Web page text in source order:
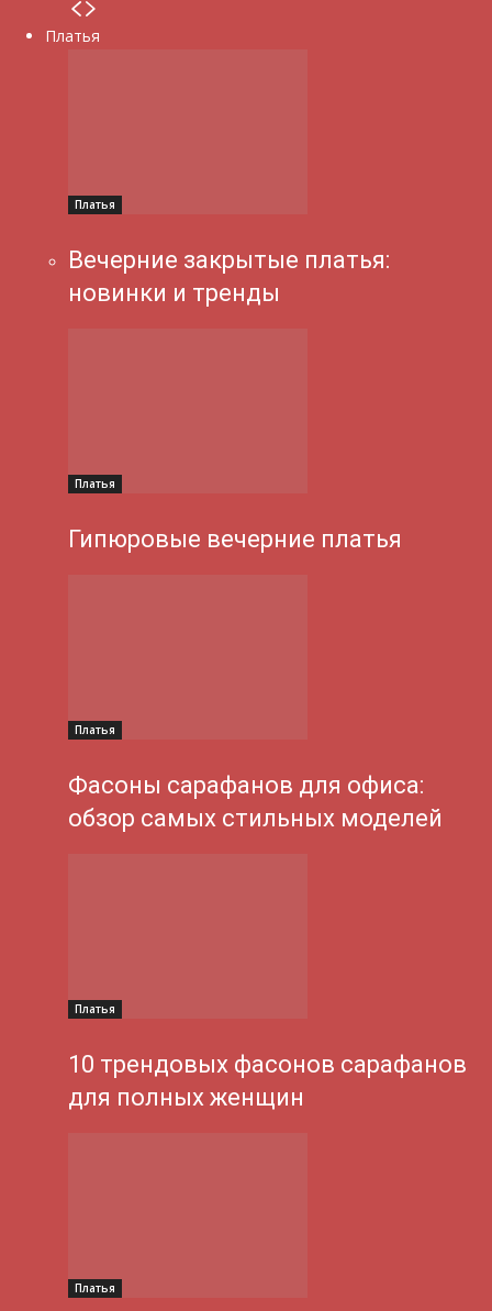
Платья
Платья
Вечерние закрытые платья:
новинки и тренды
Платья
Гипюровые вечерние платья
Платья
Фасоны сарафанов для офиса:
обзор самых стильных моделей
Платья
10 трендовых фасонов сарафанов
для полных женщин
Платья